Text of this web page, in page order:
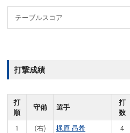
打撃成績
打
順
守備 選手
打
数
1
(右) 梶原 昂希 4